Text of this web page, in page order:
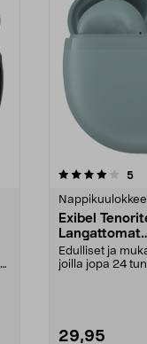
5
Exibel
Langattomat
Wireless
Edulliset ja
joilla jopa 24
29,95